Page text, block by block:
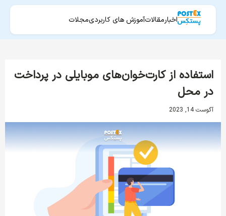
اخبارمقالاتآموزش های کاربردیمجلات
استفاده از کارت‌خوان‌های موبایلی در پرداخت
در محل
آگوست 14, 2023